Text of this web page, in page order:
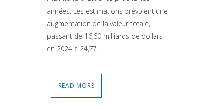
années. Les estimations prévoient une
augmentation de la valeur totale,
passant de 16,60 milliards de dollars
en 2024 à 24,77...
READ MORE